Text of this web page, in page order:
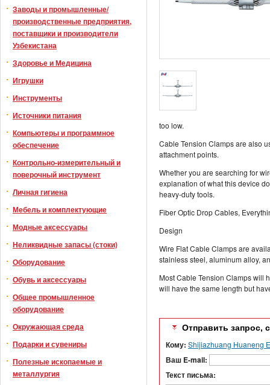
Заводы и промышленные/
производственные предприятия,
поставщики и производители
Узбекистана
Здоровье и Медицина
Игрушки
Инструменты
Источники питания
Компьютеры и программное
обеспечение
Контрольно-измерительный и
поверочный инструмент
Личная гигиена
Мебель и комплектующие
Модные аксессуары
Неликвидные запасы (стоки)
Оборудование
Обувь и аксессуары
Общее промышленное
оборудование
Окружающая среда
Подарки и сувениры
Полезные ископаемые и
металлургия
too low.
Cable Tension Clamps are also
attachment points.
Whether you are searching for
explanation of what this device
heavy-duty tools.
Fiber Optic Drop Cables,
Design
Wire Flat Cable Clamps are
stainless steel, aluminum alloy,
Most Cable Tension Clamps will
will have the same length but
Отправить запрос,
Кому: Shijiazhuang Huaneng
Ваш E-mail:
Текст письма: